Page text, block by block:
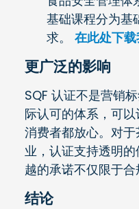
基础课程分为基
求。 在此处下载
更广泛的影响
SQF 认证不是营销
际认可的体系，可
消费者都放心。对
业，认证支持透明
越的承诺不仅限于合
结论